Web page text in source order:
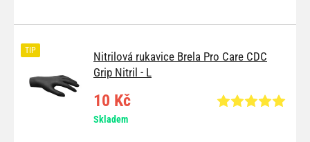
Nitrilová rukavice Brela Pro Care CDC
Grip Nitril - L
TIP
10 Kč
Skladem